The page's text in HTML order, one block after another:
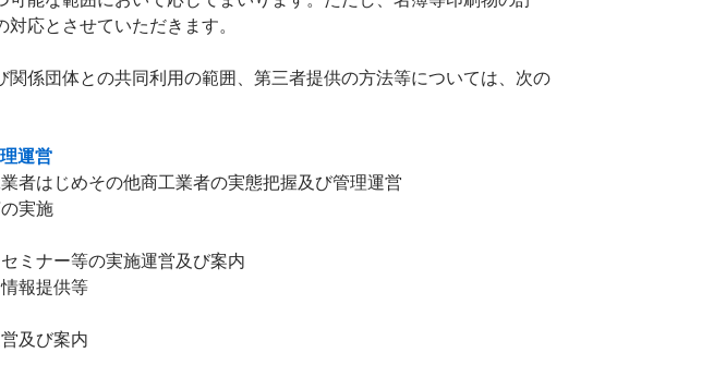
応とさせていただきます。
係団体との共同利用の範囲、第三者提供の方法等については、次の
運営
者はじめその他商工業者の実態把握及び管理運営
実施
ミナー等の実施運営及び案内
報提供等
及び案内